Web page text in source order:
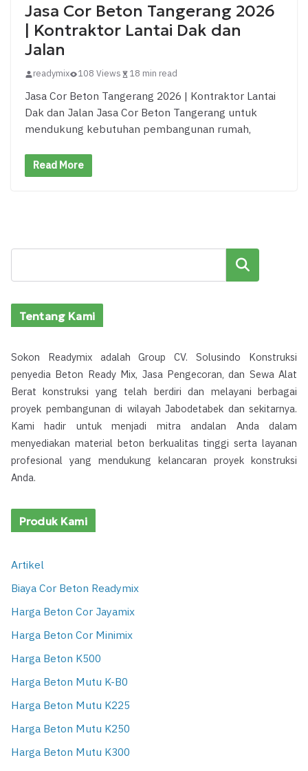
Jasa Cor Beton Tangerang 2026
| Kontraktor Lantai Dak dan
Jalan
readymix 108 Views 18 min read
Jasa Cor Beton Tangerang 2026 | Kontraktor Lantai
Dak dan Jalan Jasa Cor Beton Tangerang untuk
mendukung kebutuhan pembangunan rumah,
Read More
Cari
Tentang Kami
Sokon Readymix adalah Group CV. Solusindo Konstruksi
penyedia Beton Ready Mix, Jasa Pengecoran, dan Sewa Alat
Berat konstruksi yang telah berdiri dan melayani berbagai
proyek pembangunan di wilayah Jabodetabek dan sekitarnya.
Kami hadir untuk menjadi mitra andalan Anda dalam
menyediakan material beton berkualitas tinggi serta layanan
profesional yang mendukung kelancaran proyek konstruksi
Anda.
Produk Kami
Artikel
Biaya Cor Beton Readymix
Harga Beton Cor Jayamix
Harga Beton Cor Minimix
Harga Beton K500
Harga Beton Mutu K-B0
Harga Beton Mutu K225
Harga Beton Mutu K250
Harga Beton Mutu K300